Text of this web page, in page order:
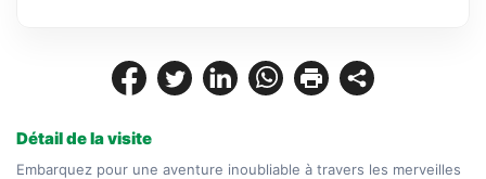
Détail de la visite
Embarquez pour une aventure inoubliable à travers les merveilles